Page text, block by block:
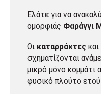
Ελάτε για να
ομορφιάς Φαράγγι
Οι καταρράκτες και
σχηματίζονται
μικρό μόνο κομμάτι
φυσικό πλούτο